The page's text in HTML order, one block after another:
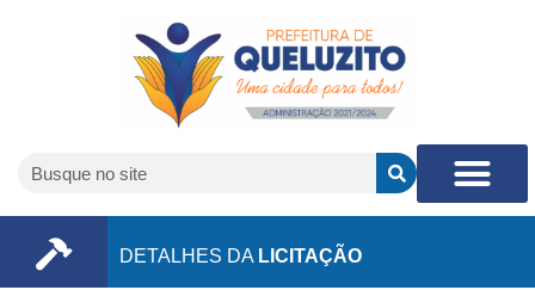
DETALHES DA LICITAÇÃO